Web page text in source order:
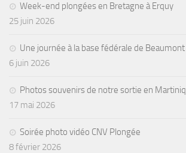
Week-end plongées en Bretagne à Erquy
25 juin 2026
Une journée à la base fédérale de
6 juin 2026
Photos souvenirs de notre sortie en
17 mai 2026
Soirée photo vidéo CNV Plongée
8 février 2026